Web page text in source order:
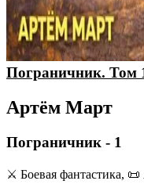
Пограничник. Том
Артём Март
Пограничник - 1
⚔️ Боевая фантастика,